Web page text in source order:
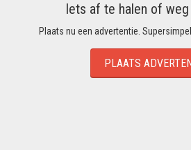
Iets af te halen of
Plaats nu een advertentie.
PLAATS